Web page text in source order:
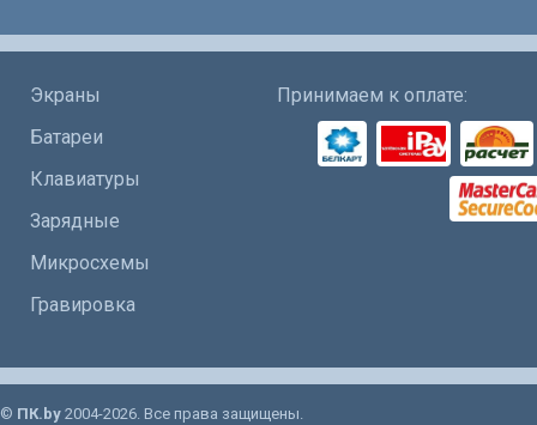
Экраны
Батареи
Клавиатуры
Зарядные
Микросхемы
Гравировка
Принимаем к оплате:
© ПК.by 2004-2026. Все права защищены.